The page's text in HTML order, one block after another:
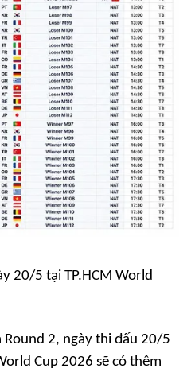
20/5 tại TP.HCM World
2, ngày thi đấu 20/5
Cup 2026 sẽ có thêm